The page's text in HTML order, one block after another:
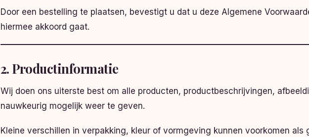
Door een bestelling te plaatsen, bevestigt u dat u deze Algemene
hiermee akkoord gaat.
2. Productinformatie
Wij doen ons uiterste best om alle producten, productbeschrijvingen,
nauwkeurig mogelijk weer te geven.
Kleine verschillen in verpakking, kleur of vormgeving kunnen voorkomen als